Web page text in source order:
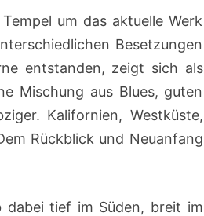
um das aktuelle Werk
Besetzungen
entstanden, zeigt sich als
Mischung aus Blues, guten
Kalifornien, Westküste,
Rückblick und Neuanfang
dabei tief im Süden, breit im